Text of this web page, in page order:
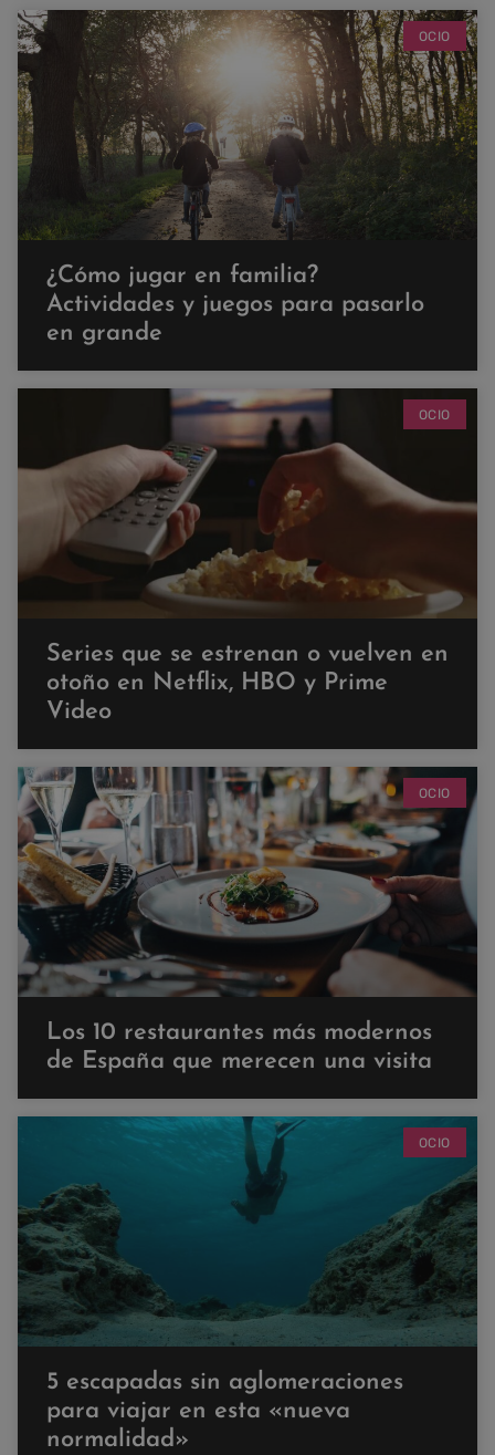
OCIO
¿Cómo jugar en familia?
Actividades y juegos para pasarlo
en grande
OCIO
Series que se estrenan o vuelven en
otoño en Netflix, HBO y Prime
Video
OCIO
Los 10 restaurantes más modernos
de España que merecen una visita
OCIO
5 escapadas sin aglomeraciones
para viajar en esta «nueva
normalidad»